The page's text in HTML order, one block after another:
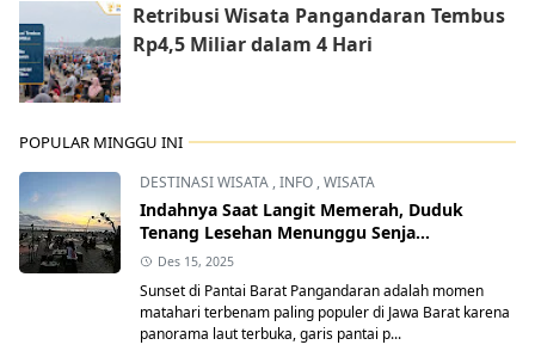
Retribusi Wisata Pangandaran Tembus
Rp4,5 Miliar dalam 4 Hari
POPULAR MINGGU INI
DESTINASI WISATA ,INFO ,WISATA
Indahnya Saat Langit Memerah, Duduk
Tenang Lesehan Menunggu Senja
Pangandaran
Des 15, 2025
Sunset di Pantai Barat Pangandaran adalah momen
matahari terbenam paling populer di Jawa Barat karena
panorama laut terbuka, garis pantai p...